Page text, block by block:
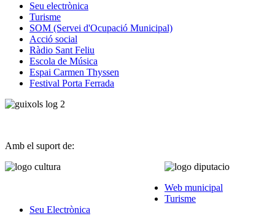
Seu electrònica
Turisme
SOM (Servei d'Ocupació Municipal)
Acció social
Ràdio Sant Feliu
Escola de Música
Espai Carmen Thyssen
Festival Porta Ferrada
Amb el suport de:
Web municipal
Turisme
Seu Electrònica